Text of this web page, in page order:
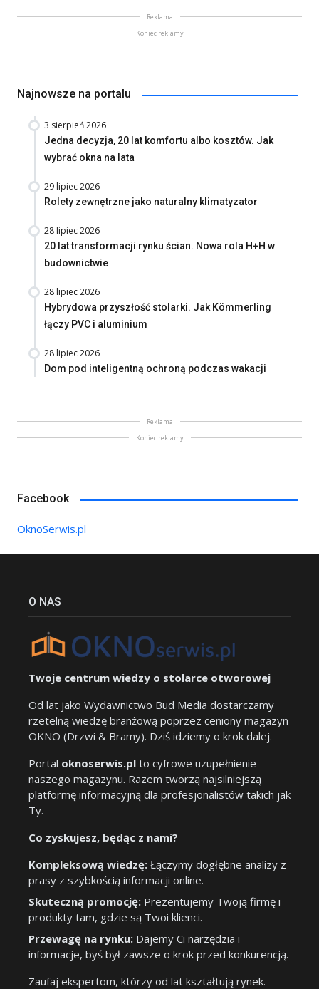
Reklama
Koniec reklamy
Najnowsze na portalu
3 sierpień 2026
Jedna decyzja, 20 lat komfortu albo kosztów. Jak
wybrać okna na lata
29 lipiec 2026
Rolety zewnętrzne jako naturalny klimatyzator
28 lipiec 2026
20 lat transformacji rynku ścian. Nowa rola H+H w
budownictwie
28 lipiec 2026
Hybrydowa przyszłość stolarki. Jak Kömmerling
łączy PVC i aluminium
28 lipiec 2026
Dom pod inteligentną ochroną podczas wakacji
Reklama
Koniec reklamy
Facebook
OknoSerwis.pl
O NAS
Twoje centrum wiedzy o stolarce otworowej
Od lat jako Wydawnictwo Bud Media dostarczamy
rzetelną wiedzę branżową poprzez ceniony magazyn
OKNO (Drzwi & Bramy). Dziś idziemy o krok dalej.
Portal oknoserwis.pl to cyfrowe uzupełnienie
naszego magazynu. Razem tworzą najsilniejszą
platformę informacyjną dla profesjonalistów takich jak
Ty.
Co zyskujesz, będąc z nami?
Kompleksową wiedzę: Łączymy dogłębne analizy z
prasy z szybkością informacji online.
Skuteczną promocję: Prezentujemy Twoją firmę i
produkty tam, gdzie są Twoi klienci.
Przewagę na rynku: Dajemy Ci narzędzia i
informacje, byś był zawsze o krok przed konkurencją.
Zaufaj ekspertom, którzy od lat kształtują rynek.